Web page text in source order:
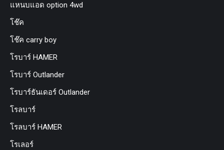
แหนบแอด option 4wd
โช๊ค
โช๊ค carry boy
โรบาร์ HAMER
โรบาร์ Outlander
โรบาร์ธันเดอร์ Outlander
โรลบาร์
โรลบาร์ HAMER
โรเลอร์